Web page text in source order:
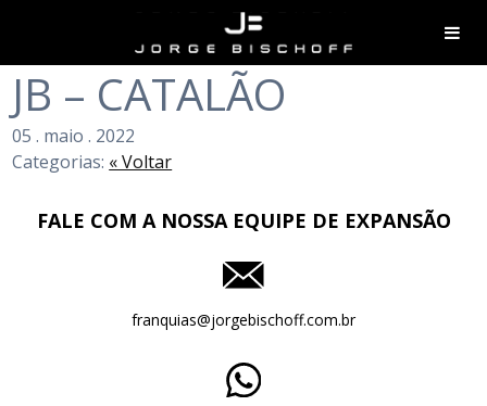
JB – CATALÃO
05 . maio . 2022
Categorias: « Voltar
FALE COM A NOSSA EQUIPE DE EXPANSÃO
franquias@jorgebischoff.com.br